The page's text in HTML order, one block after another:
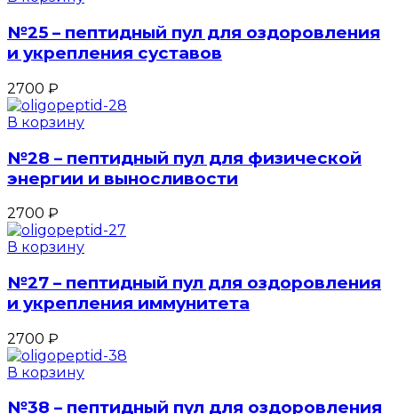
№25 – пептидный пул для оздоровления
и укрепления суставов
2700 ₽
В корзину
№28 – пептидный пул для физической
энергии и выносливости
2700 ₽
В корзину
№27 – пептидный пул для оздоровления
и укрепления иммунитета
2700 ₽
В корзину
№38 – пептидный пул для оздоровления